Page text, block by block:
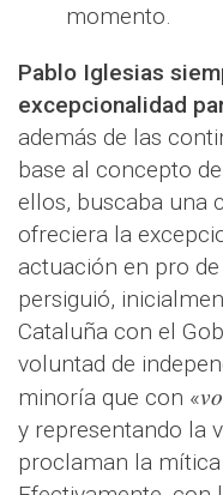
momento.
Pablo Iglesias
excepcionalidad
además de las
base al concepto
ellos, buscaba una
ofreciera la
actuación en pro
persiguió,
Cataluña con el
voluntad de
minoría que con «
y representando la
proclaman la